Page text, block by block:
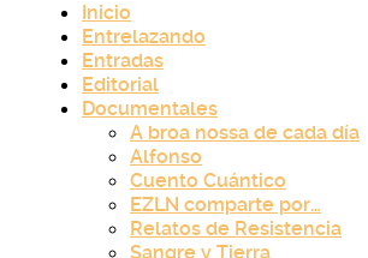
Inicio
Entrelazando
Entradas
Editorial
Documentales
A broa nossa de cada día
Alfonso
Cuento Cuántico
EZLN comparte por…
Relatos de Resistencia
Sangre y Tierra